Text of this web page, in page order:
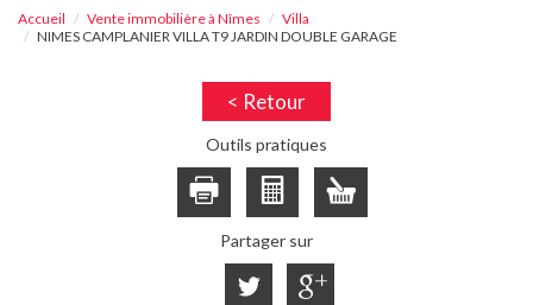
Accueil Vente immobilière à Nîmes
Villa
NIMES CAMPLANIER VILLA T9 JARDIN DOUBLE GARAGE
< Retour
Outils pratiques
Partager sur